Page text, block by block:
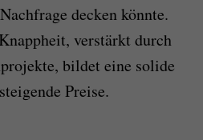
decken könnte.
verstärkt durch
bildet eine solide
Preise.